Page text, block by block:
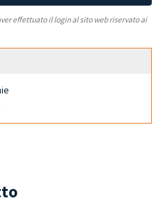
effettuato il login al sito web riservato ai